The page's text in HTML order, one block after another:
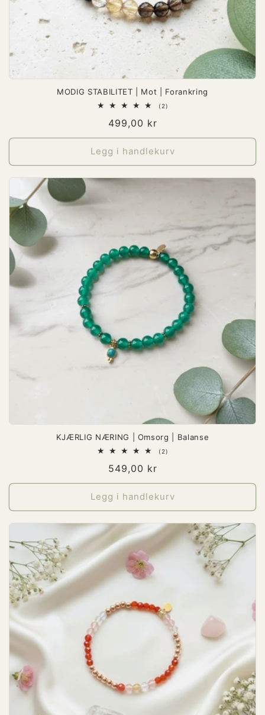
MODIG STABILITET | Mot | Forankring
(2)
Vanlig
pris
499,00 kr
Legg i handlekurv
KJÆRLIG NÆRING | Omsorg | Balanse
(2)
Vanlig
pris
549,00 kr
Legg i handlekurv